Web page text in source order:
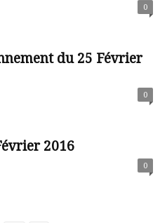
0
du 25 Février
0
2016
0